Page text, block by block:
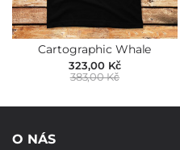
Cartographic Whale
323,00 Kč
383,00 Kč
O NÁS